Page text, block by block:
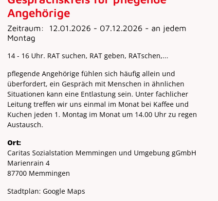
Angehörige
Zeitraum:
12.01.2026 - 07.12.2026 - an jedem
Montag
14 - 16 Uhr. RAT suchen, RAT geben, RATschen,...
pflegende Angehörige fühlen sich häufig allein und
überfordert, ein Gespräch mit Menschen in ähnlichen
Situationen kann eine Entlastung sein. Unter fachlicher
Leitung treffen wir uns einmal im Monat bei Kaffee und
Kuchen jeden 1. Montag im Monat um 14.00 Uhr zu regen
Austausch.
Ort:
Caritas Sozialstation Memmingen und Umgebung gGmbH
Marienrain 4
87700 Memmingen
Stadtplan: Google Maps